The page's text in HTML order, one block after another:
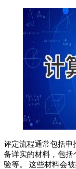
评定流程通常包括申
备详实的材料，包括
验等。 这些材料会